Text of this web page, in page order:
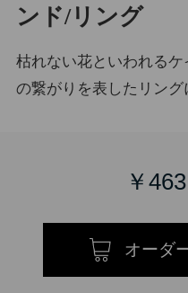
ンド/リング
枯れない花といわれる
の繋がりを表したリング
￥
オーダ